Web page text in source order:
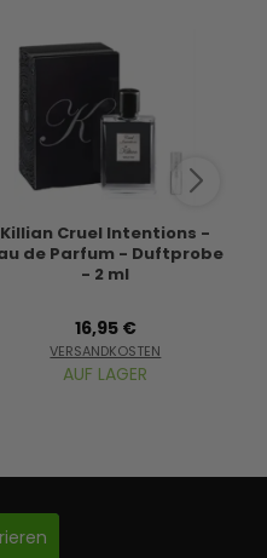
Killian Cruel Intentions -
de Parfum - Duftprobe
- 2 ml
16,95 €
VERSANDKOSTEN
AUF LAGER